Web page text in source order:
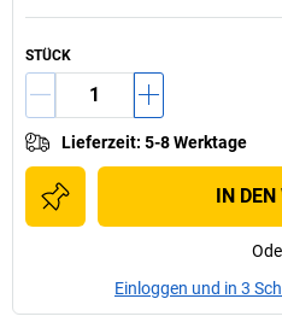
STÜCK
Lieferzeit: 5-8 Werktage
IN DEN
Einloggen und in 3